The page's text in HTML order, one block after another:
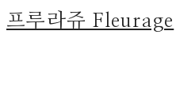
프루라쥬 Fleurage